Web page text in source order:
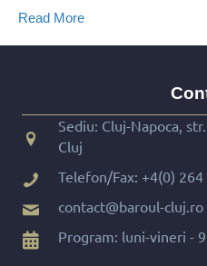
Read More
Sediu: Cluj-Napoca,
Cluj
Telefon/Fax: +4(0)
contact@baroul-cluj.ro
Program: luni-vineri -